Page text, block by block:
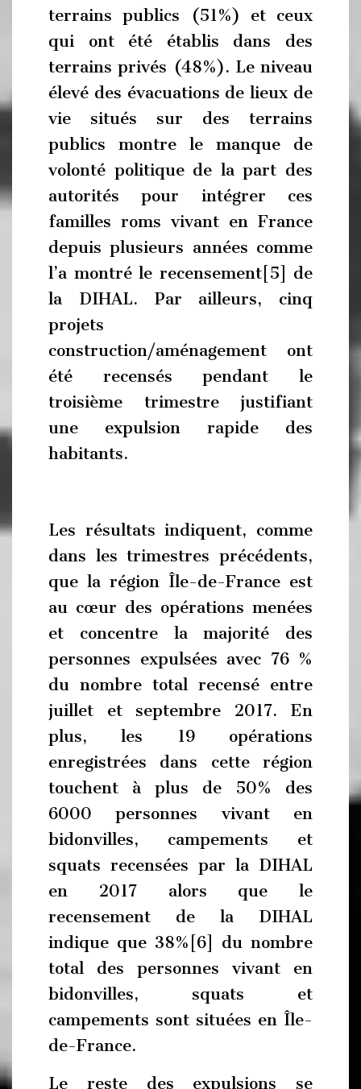
terrains publics (51%) et ceux
qui ont été établis dans des
terrains privés (48%). Le niveau
élevé des évacuations de lieux de
vie situés sur des terrains
publics montre le manque de
volonté politique de la part des
autorités pour intégrer ces
familles roms vivant en France
depuis plusieurs années comme
l’a montré le recensement[5] de
la DIHAL. Par ailleurs, cinq
projets
construction/aménagement ont
été recensés pendant le
troisième trimestre justifiant
une expulsion rapide des
habitants.
Les résultats indiquent, comme
dans les trimestres précédents,
que la région Île-de-France est
au cœur des opérations menées
et concentre la majorité des
personnes expulsées avec 76 %
du nombre total recensé entre
juillet et septembre 2017. En
plus, les 19 opérations
enregistrées dans cette région
touchent à plus de 50% des
6000 personnes vivant en
bidonvilles, campements et
squats recensées par la DIHAL
en 2017 alors que le
recensement de la DIHAL
indique que 38%[6] du nombre
total des personnes vivant en
bidonvilles, squats et
campements sont situées en Île-
de-France.
Le reste des expulsions se